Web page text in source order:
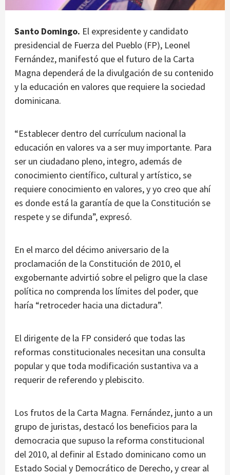
Santo Domingo. El expresidente y candidato
presidencial de Fuerza del Pueblo (FP), Leonel
Fernández, manifestó que el futuro de la Carta
Magna dependerá de la divulgación de su contenido
y la educación en valores que requiere la sociedad
dominicana.
“Establecer dentro del currículum nacional la
educación en valores va a ser muy importante. Para
ser un ciudadano pleno, integro, además de
conocimiento científico, cultural y artístico, se
requiere conocimiento en valores, y yo creo que ahí
es donde está la garantía de que la Constitución se
respete y se difunda”, expresó.
En el marco del décimo aniversario de la
proclamación de la Constitución de 2010, el
exgobernante advirtió sobre el peligro que la clase
política no comprenda los límites del poder, que
haría “retroceder hacia una dictadura”.
El dirigente de la FP consideró que todas las
reformas constitucionales necesitan una consulta
popular y que toda modificación sustantiva va a
requerir de referendo y plebiscito.
Los frutos de la Carta Magna. Fernández, junto a un
grupo de juristas, destacó los beneficios para la
democracia que supuso la reforma constitucional
del 2010, al definir al Estado dominicano como un
Estado Social y Democrático de Derecho, y crear al